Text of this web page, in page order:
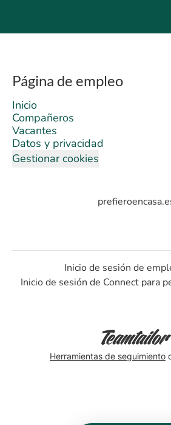
Página de empleo
Inicio
Compañeros
Vacantes
Datos y privacidad
Gestionar cookies
Inicio de sesión de
Inicio de sesión de Connect para
Herramientas de seguimiento